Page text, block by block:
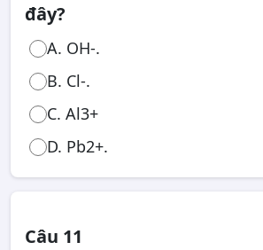
đây?
A. OH-.
B. Cl-.
C. Al3+
D. Pb2+.
Câu 11